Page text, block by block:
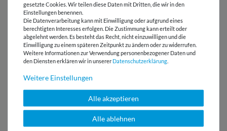
BEWERTUNGEN
HERSTELLERINFORMATIONEN
Lieferung mit DHL
E-Mail Kundenservice
Antwort in 24h
gesetzte Cookies. Wir teilen diese Daten mit Dritten, die wir in den
Einstellungen benennen.
Die Datenverarbeitung kann mit Einwilligung oder aufgrund eines
berechtigten Interesses erfolgen. Die Zustimmung kann erteilt oder
abgelehnt werden. Es besteht das Recht, nicht einzuwilligen und die
Einwilligung zu einem späteren Zeitpunkt zu ändern oder zu widerrufen.
Weitere Informationen zur Verwendung personenbezogener Daten und
den Diensten erklären wir in unserer Daten­schutz­erklärung
Weitere Einstellungen
Alle akzeptieren
Alle ablehnen